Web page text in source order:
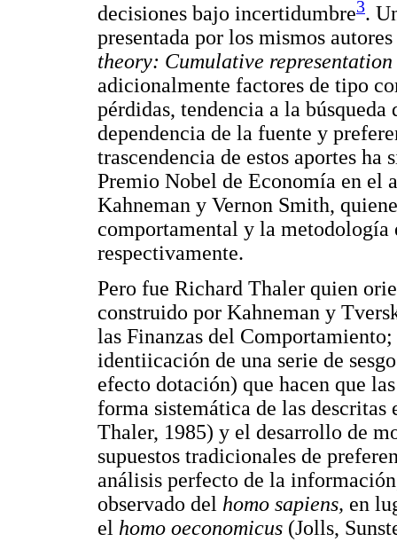
decisiones bajo incertidumbre3.
presentada por los mismos
theory: Cumulative
adicionalmente factores de tipo
pérdidas, tendencia a la
dependencia de la fuente y
trascendencia de estos aportes
Premio Nobel de Economía en el
Kahneman y Vernon Smith,
comportamental y la metodología
respectivamente.
Pero fue Richard Thaler quien
construido por Kahneman y
las Finanzas del
identiicación de una serie de
efecto dotación) que hacen que
forma sistemática de las
Thaler, 1985) y el desarrollo de
supuestos tradicionales de
análisis perfecto de la
observado del homo sapiens, en
el homo oeconomicus (Jolls,